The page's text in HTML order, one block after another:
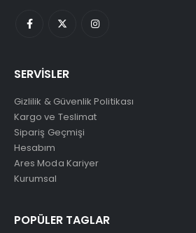
SERVİSLER
Gizlilik & Güvenlik Politikası
Kargo ve Teslimat
Sipariş Geçmişi
Hesabım
Ares Moda Kariyer
Kurumsal
POPÜLER TAGLAR